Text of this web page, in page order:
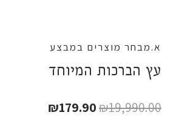
א.מבחר מוצרים במבצע
עץ הברכות המיוחד
₪19,990.00
המחיר ₪179.90